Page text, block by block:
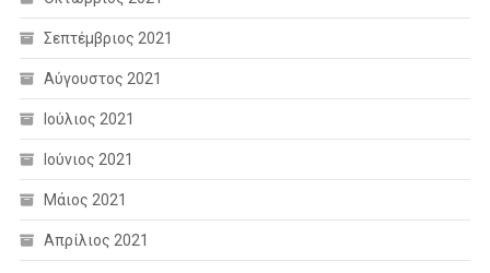
Σεπτέμβριος 2021
Αύγουστος 2021
Ιούλιος 2021
Ιούνιος 2021
Μάιος 2021
Απρίλιος 2021